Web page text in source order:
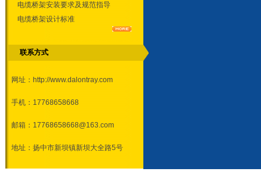
电缆桥架安装要求及规范指导
电缆桥架设计标准
联系方式
网址： http://www.dalontray.com
手机：17768658668
邮箱：17768658668@163.com
地址：扬中市新坝镇新坝大全路5号